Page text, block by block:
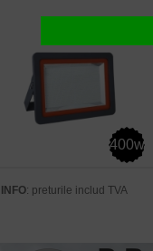
400w
INFO: preturile includ TVA